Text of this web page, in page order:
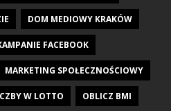
DOM MEDIOWY KRAKÓW
FACEBOOK
MARKETING SPOŁECZNOŚCIOWY
W LOTTO OBLICZ BMI